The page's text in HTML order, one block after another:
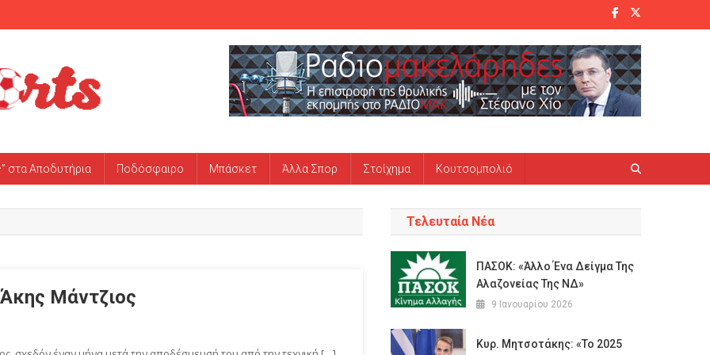
στα Αποδυτήρια Ποδόσφαιρο Μπάσκετ Άλλα Σπορ Στοίχημα Κουτσομπολιό
Μάντζιος
Τελευταία Νέα
ΠΑΣΟΚ: «Άλλο Ένα Δείγμα Της
Αλαζονείας Της ΝΔ»
9 Ιανουαρίου 2026
Κυρ. Μητσοτάκης: «Το 2025